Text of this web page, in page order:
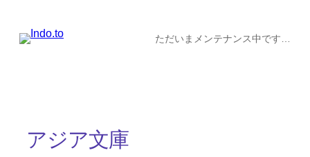
ただいまメンテナンス中です…
アジア文庫